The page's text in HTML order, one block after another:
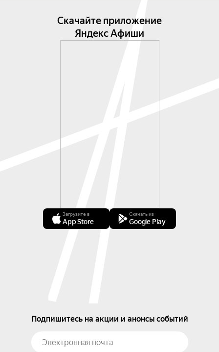
Скачайте приложение
Яндекс Афиши
Загрузите в
App Store
Скачать из
Google Play
Подпишитесь на акции и анонсы событий